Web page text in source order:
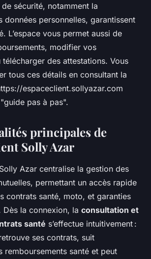
sécurité, notamment la
données personnelles, garantissent
L’espace vous permet aussi de
modifier vos
des attestations. Vous
tous ces détails en consultant la
espaceclient.sollyazar.com
pas à pas".
principales de
Solly Azar
Azar centralise la gestion des
permettant un accès rapide
contrats santé, moto, et garanties
Dès la connexion, la consultation et
santé s’effectue intuitivement :
ses contrats, suit
remboursements santé et peut